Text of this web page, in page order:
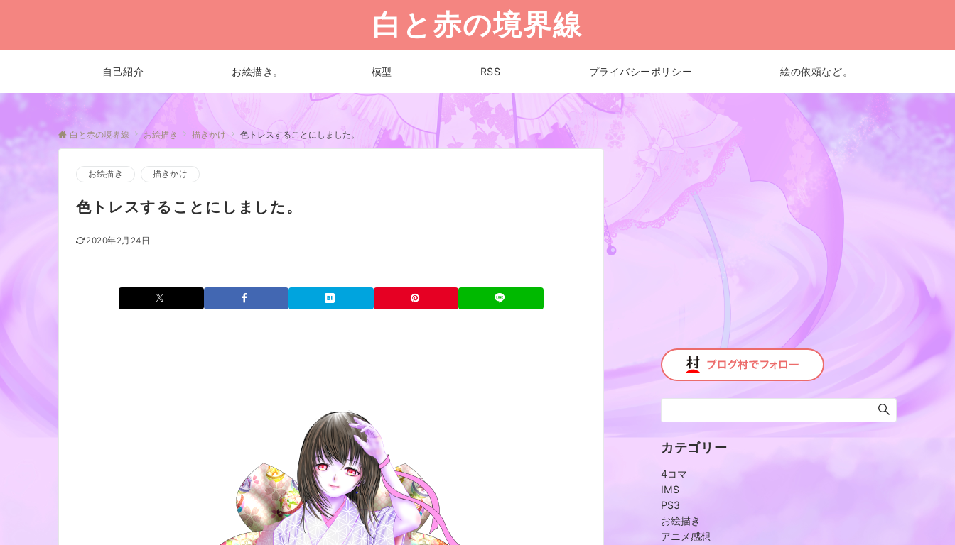
白と赤の境界線
自己紹介 お絵描き。 模型 RSS プライバシーポリシー 絵の依頼など。
白と赤の境界線 お絵描き 描きかけ 色トレスすることにしました。
お絵描き 描きかけ
色トレスすることにしました。
2020年2月24日
カテゴリー
4コマ
IMS
PS3
お絵描き
アニメ感想